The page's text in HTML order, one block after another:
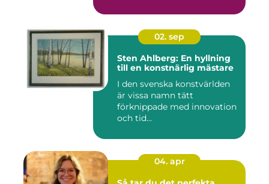
02. sep
Sten Ahlberg: En hyllning
till en konstnärlig mästare
I den svenska konstvärlden
är vissa namn tätt
förknippade med innovation
och tid...
04. apr